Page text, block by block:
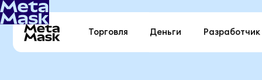
Торговля Деньги Разработчик